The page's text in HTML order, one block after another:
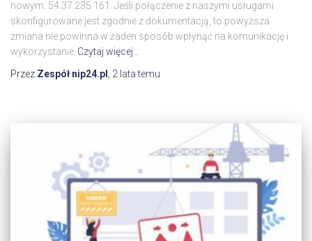
nowym: 54.37.235.161. Jeśli połączenie z naszymi usługami
skonfigurowane jest zgodnie z dokumentacją, to powyższa
zmiana nie powinna w żaden sposób wpłynąć na komunikację i
wykorzystanie Czytaj więcej…
Przez Zespół nip24.pl 2 latatemu